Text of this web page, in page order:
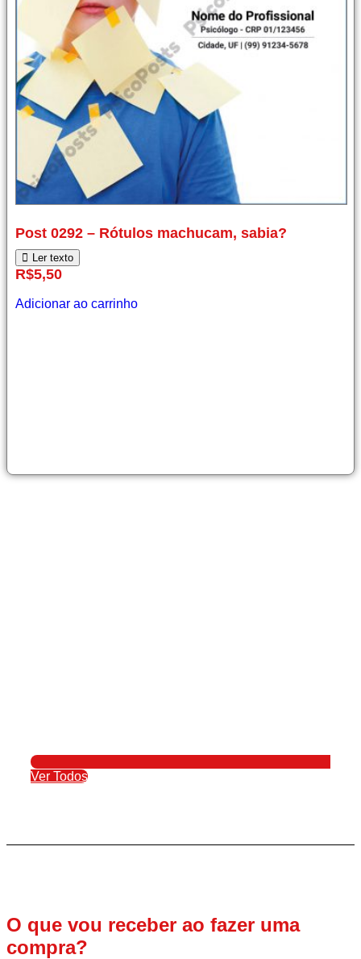
0292
–
Rótulos
machucam,
sabia?
Post 0292 – Rótulos machucam, sabia?
Ler texto
R$5,50
Adicionar ao carrinho
Ver Todos
O que vou receber ao fazer uma
compra?